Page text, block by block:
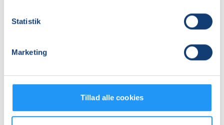
Statistik
Marketing
Tillad alle cookies
-
tirs. 18.08.2026, 11.40
tirs. 18.08.2026, 10.00